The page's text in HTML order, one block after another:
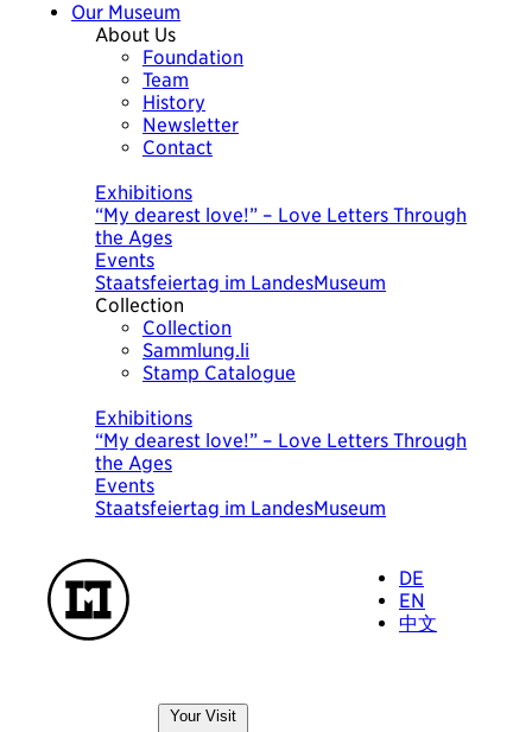
Our Museum
About Us
Foundation
Team
History
Newsletter
Contact
Exhibitions
“My dearest love!” – Love Letters Through
the Ages
Events
Staatsfeiertag im LandesMuseum
Collection
Collection
Sammlung.li
Stamp Catalogue
Exhibitions
“My dearest love!” – Love Letters Through
the Ages
Events
Staatsfeiertag im LandesMuseum
DE
EN
中文
Your Visit